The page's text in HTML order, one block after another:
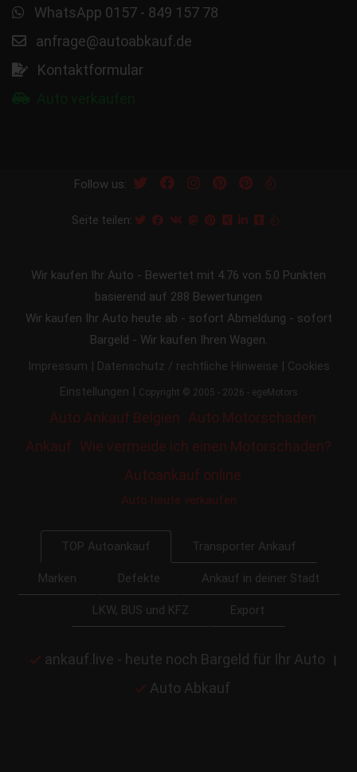
WhatsApp 0157 - 849 157 78
anfrage@autoabkauf.de
Kontaktformular
Follow us:
Seite teilen:
Wir kaufen Ihr Auto - Bewertet mit 4.76 von 5.0 Punkten
basierend auf 288 Bewertungen
Wir kaufen Ihr Auto heute ab - sofort Abmeldung - sofort
Bargeld - Wir kaufen Ihren Wagen.
Impressum | Datenschutz / rechtliche Hinweise | Cookies
Einstellungen | Copyright © 2005 - 2026 - egeMotors
Auto Ankauf Belgien
Auto Motorschaden
Ankauf Wie vermeide ich einen Motorschaden?
Autoankauf online
Auto heute verkaufen
TOP Autoankauf Transporter Ankauf
Marken Defekte Ankauf in deiner Stadt
LKW, BUS und KFZ Export
ankauf.live - heute noch Bargeld für Ihr Auto |
Auto Abkauf